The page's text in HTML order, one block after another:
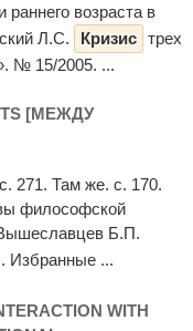
возраста в
Л.С.
Кризис трех
№ 15/2005. ...
[МЕЖДУ
271. Там же. с. 170.
философской
Б.П.
Избранные ...
WITH